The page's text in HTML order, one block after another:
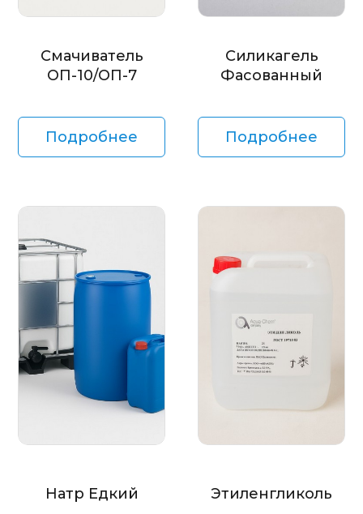
Смачиватель
ОП-10/ОП-7
Подробнее
Силикагель
Фасованный
Подробнее
Натр Едкий Этиленгликоль